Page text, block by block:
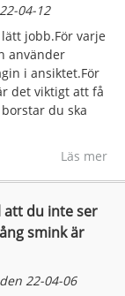
04-12
jobb.För varje
använder
i ansiktet.För
det viktigt att få
du ska
Läs mer
att du inte ser
smink är
22-04-06